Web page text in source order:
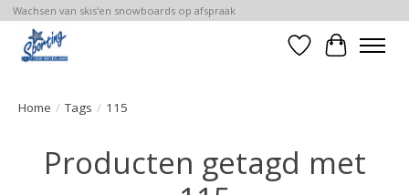
Wachsen van skis'en snowboards op afspraak
Verlanglijst
Home / Tags / 115
Producten getagd met